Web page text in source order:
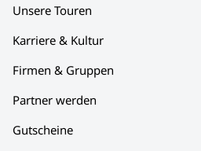
Unsere Touren
Karriere & Kultur
Firmen & Gruppen
Partner werden
Gutscheine